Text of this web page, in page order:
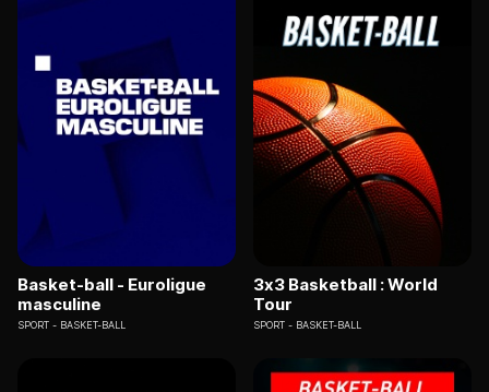
Basket-ball - Euroligue
masculine
SPORT BASKET-BALL
3x3 Basketball : World
Tour
SPORT BASKET-BALL